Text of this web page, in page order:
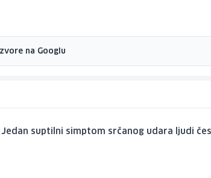
na Googlu
suptilni simptom srčanog udara ljudi